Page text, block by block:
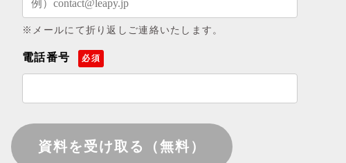
※メールにて折り返しご連絡いたします。
電話番号 必須